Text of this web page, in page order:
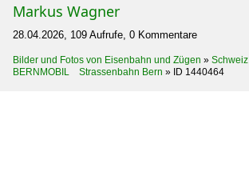
Markus Wagner
28.04.2026, 109 Aufrufe, 0 Kommentare
Bilder und Fotos von Eisenbahn und Zügen » Schweiz
BERNMOBIL Strassenbahn Bern » ID 1440464